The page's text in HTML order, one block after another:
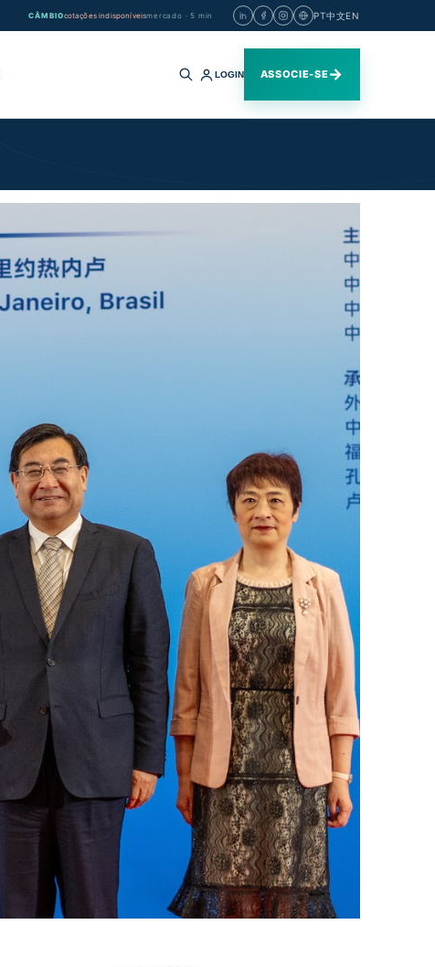
CÂMBIOcotações indisponíveismercado · 5 min PT中文EN
Buscar
site
LOGIN ASSOCIE-SE→